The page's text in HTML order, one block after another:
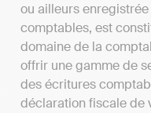
ou ailleurs
comptables, est
domaine de la
offrir une gamme de
des écritures
déclaration fiscale de